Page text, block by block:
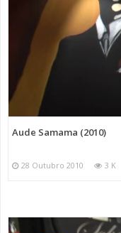
Aude Samama (2010)
28 Outubro 2010 3 K